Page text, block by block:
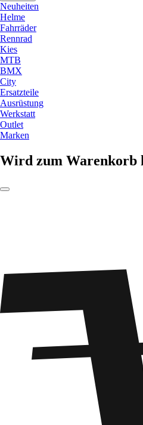
Neuheiten
Helme
Fahrräder
Rennrad
Kies
MTB
BMX
City
Ersatzteile
Ausrüstung
Werkstatt
Outlet
Marken
Wird zum Warenkorb